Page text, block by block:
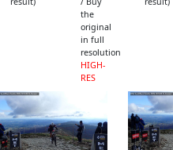
the
original
in full
resolution
HIGH-
RES